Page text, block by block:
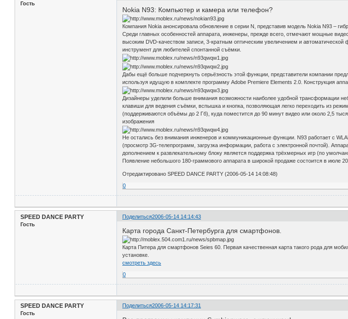
Гость
Nokia N93: Компьютер и камера или телефон?
Компания Nokia анонсировала обновление в серии N, представив модель Nokia N93 –
Среди главных особенностей аппарата, инженеры, прежде всего, отмечают мощные
высоким DVD-качеством записи, 3-кратным оптическим увеличением и
инструмент для любителей спонтанной съёмки.
Дабы ещё больше подчеркнуть серьёзность этой функции, представители компании
используя идущую в комплекте программу Adobe Premiere Elements 2.0. Конструкция
Дизайнеры уделили больше внимания возможности наиболее удобной трансформации
клавиши для ведения съёмки, вспышка и кнопка, позволяющая легко переходить из
(поддерживаются объёмы до 2 Гб), куда поместится до 90 минут видео или около 2,5
изображения
Не остались без внимания инженеров и коммуникационные функции. N93 работает с
(просмотр 3G-телепрограмм, загрузка информации, работа с электронной почтой).
дополнением к развлекательному блоку является поддержка трёхмерных игр (по
Появление небольшого 180-граммового аппарата в широкой продаже состоится в июле
Отредактировано SPEED DANCE PARTY (2006-05-14 14:08:48)
0
Поделиться2006-05-14 14:14:43
SPEED DANCE PARTY
Гость
Карта города Санкт-Петербурга для смартфонов.
Карта Питера для смартфонов Seies 60. Первая качественная карта такого рода для
установке.
смотреть здесь
0
Поделиться2006-05-14 14:17:31
SPEED DANCE PARTY
Гость